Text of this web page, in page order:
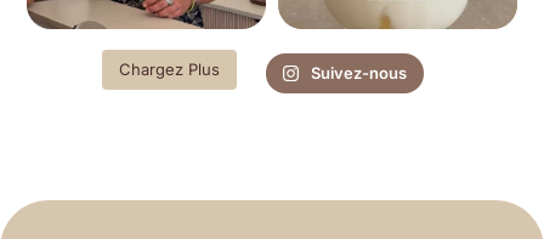
Chargez Plus Suivez-nous